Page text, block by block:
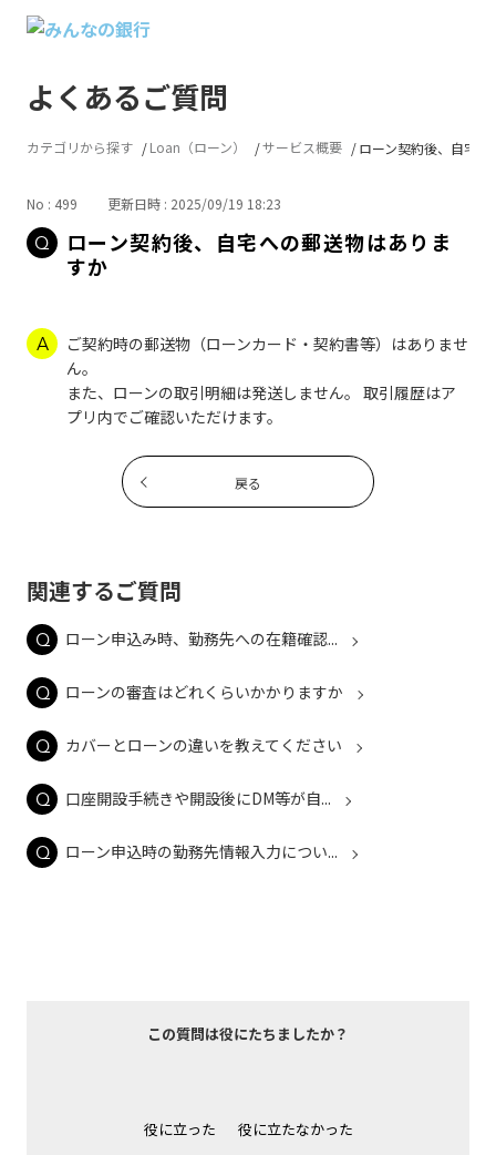
よくあるご質問
カテゴリから探す Loan（ローン） サービス概要 ローン契約後、自宅
No : 499 更新日時 : 2025/09/19 18:23
ローン契約後、自宅への郵送物はありま
すか
ご契約時の郵送物（ローンカード・契約書等）はありませ
ん。
また、ローンの取引明細は発送しません。 取引履歴はア
プリ内でご確認いただけます。
戻る
関連するご質問
ローン申込み時、勤務先への在籍確認...
ローンの審査はどれくらいかかりますか
カバーとローンの違いを教えてください
口座開設手続きや開設後にDM等が自...
ローン申込時の勤務先情報入力につい...
この質問は役にたちましたか？
役に立った 役に立たなかった